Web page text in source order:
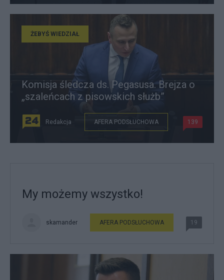
ŻEBYŚ WIEDZIAŁ
Komisja śledcza ds. Pegasusa. Brejza o
„szaleńcach z pisowskich służb”
Redakcja AFERA PODSŁUCHOWA 139
My możemy wszystko!
skamander AFERA PODSŁUCHOWA 19